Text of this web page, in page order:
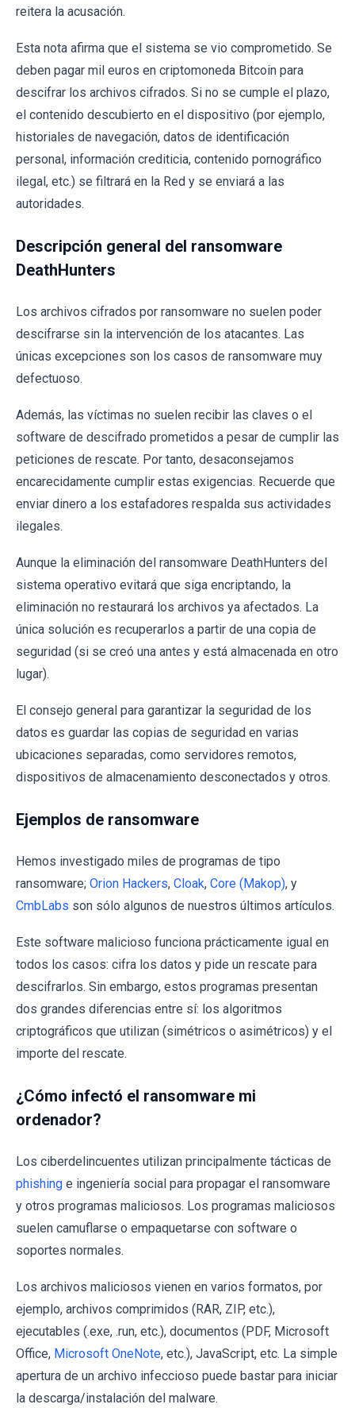
reitera la acusación.
Esta nota afirma que el sistema se vio comprometido. Se
deben pagar mil euros en criptomoneda Bitcoin para
descifrar los archivos cifrados. Si no se cumple el plazo,
el contenido descubierto en el dispositivo (por ejemplo,
historiales de navegación, datos de identificación
personal, información crediticia, contenido pornográfico
ilegal, etc.) se filtrará en la Red y se enviará a las
autoridades.
Descripción general del ransomware
DeathHunters
Los archivos cifrados por ransomware no suelen poder
descifrarse sin la intervención de los atacantes. Las
únicas excepciones son los casos de ransomware muy
defectuoso.
Además, las víctimas no suelen recibir las claves o el
software de descifrado prometidos a pesar de cumplir las
peticiones de rescate. Por tanto, desaconsejamos
encarecidamente cumplir estas exigencias. Recuerde que
enviar dinero a los estafadores respalda sus actividades
ilegales.
Aunque la eliminación del ransomware DeathHunters del
sistema operativo evitará que siga encriptando, la
eliminación no restaurará los archivos ya afectados. La
única solución es recuperarlos a partir de una copia de
seguridad (si se creó una antes y está almacenada en otro
lugar).
El consejo general para garantizar la seguridad de los
datos es guardar las copias de seguridad en varias
ubicaciones separadas, como servidores remotos,
dispositivos de almacenamiento desconectados y otros.
Ejemplos de ransomware
Hemos investigado miles de programas de tipo
ransomware; Orion Hackers, Cloak, Core (Makop), y
CmbLabs son sólo algunos de nuestros últimos artículos.
Este software malicioso funciona prácticamente igual en
todos los casos: cifra los datos y pide un rescate para
descifrarlos. Sin embargo, estos programas presentan
dos grandes diferencias entre sí: los algoritmos
criptográficos que utilizan (simétricos o asimétricos) y el
importe del rescate.
¿Cómo infectó el ransomware mi
ordenador?
Los ciberdelincuentes utilizan principalmente tácticas de
phishing e ingeniería social para propagar el ransomware
y otros programas maliciosos. Los programas maliciosos
suelen camuflarse o empaquetarse con software o
soportes normales.
Los archivos maliciosos vienen en varios formatos, por
ejemplo, archivos comprimidos (RAR, ZIP, etc.),
ejecutables (.exe, .run, etc.), documentos (PDF, Microsoft
Office, Microsoft OneNote, etc.), JavaScript, etc. La simple
apertura de un archivo infeccioso puede bastar para iniciar
la descarga/instalación del malware.